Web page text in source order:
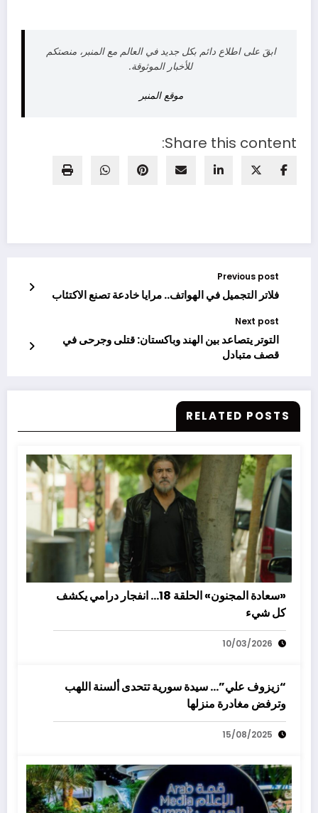
ابقَ على اطلاع دائم بكل جديد في العالم مع المنبر، منصتكم
للأخبار الموثوقة.
موقع المنبر
Share this content:
Previous post
فلاتر التجميل في الهواتف.. مرايا خادعة تصنع الاكتئاب
Next post
التوتر يتصاعد بين الهند وباكستان: قتلى وجرحى في
قصف متبادل
RELATED POSTS
«سعادة المجنون» الحلقة 18… انفجار درامي يكشف
كل شيء
10/03/2026
“زيزوف علي”… سيدة سورية تتحدى ألسنة اللهب
وترفض مغادرة منزلها
15/08/2025